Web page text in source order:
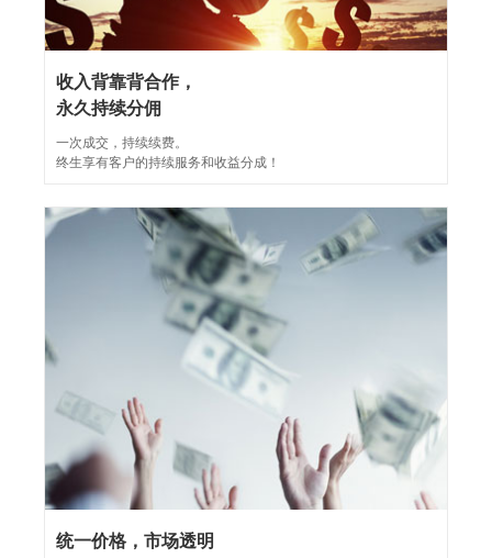
收入背靠背合作，
永久持续分佣
一次成交，持续续费。
终生享有客户的持续服务和收益分成！
统一价格，市场透明